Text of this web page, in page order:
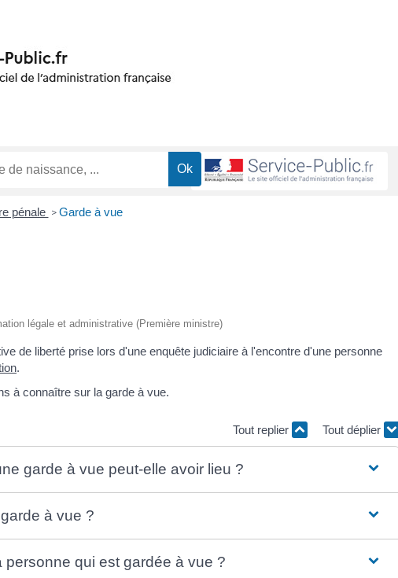
pénale > Garde à vue
légale et administrative (Première ministre)
de liberté prise lors d'une enquête judiciaire à l'encontre d'une personne
.
à connaître sur la garde à vue.
Tout replier Tout déplier
garde à vue peut-elle avoir lieu ?
à vue ?
personne qui est gardée à vue ?